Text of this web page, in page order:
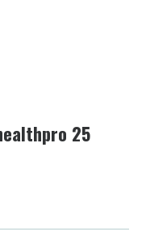
25
extra fino al